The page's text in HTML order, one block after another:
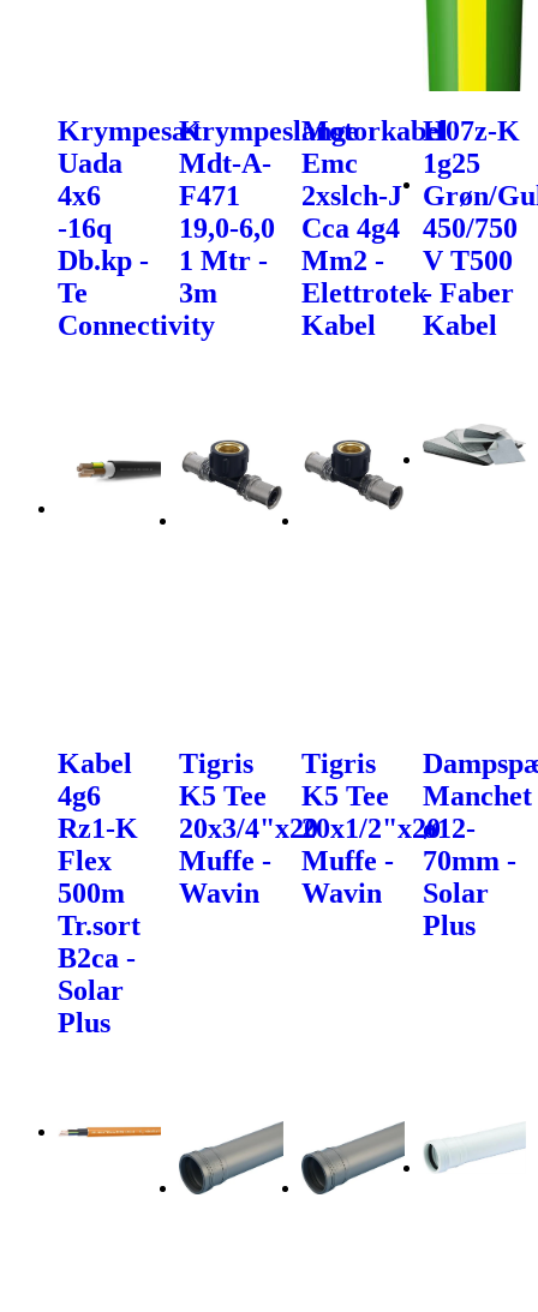
Krympesæt
Uada
4x6
-16q
Db.kp -
Te
Connectivity
Krympeslange
Mdt-A-
F471
19,0-6,0
1 Mtr -
3m
Motorkabel
Emc
2xslch-J
Cca 4g4
Mm2 -
Elettrotek
Kabel
H07z-K
1g25
Grøn/
450/750
V T500
- Faber
Kabel
Kabel
4g6
Rz1-K
Flex
500m
Tr.sort
B2ca -
Solar
Plus
Tigris
K5 Tee
20x3/4"x20
Muffe -
Wavin
Tigris
K5 Tee
20x1/2"x20
Muffe -
Wavin
Manchet
ø12-
70mm -
Solar
Plus